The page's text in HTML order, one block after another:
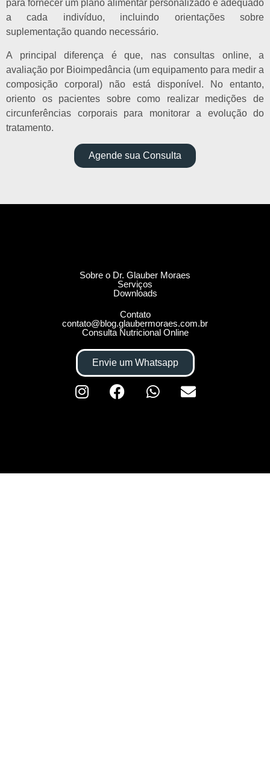
para fornecer um plano alimentar personalizado e adequado
a cada indivíduo, incluindo orientações sobre
suplementação quando necessário.
A principal diferença é que, nas consultas online, a
avaliação por Bioimpedância (um equipamento para medir a
composição corporal) não está disponível. No entanto,
oriento os pacientes sobre como realizar medições de
circunferências corporais para monitorar a evolução do
tratamento.
Agende sua Consulta
Sobre o Dr. Glauber Moraes
Serviços
Downloads
Contato
contato@blog.glaubermoraes.com.br
Consulta Nutricional Online
Envie um Whatsapp